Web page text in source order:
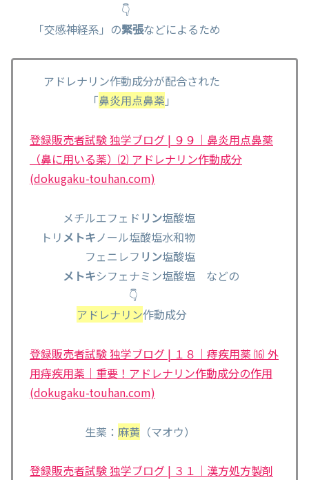
👇
「交感神経系」の緊張などによるため
アドレナリン作動成分が配合された
「鼻炎用点鼻薬 」
登録販売者試験 独学ブログ | ９９｜鼻炎用点鼻薬
（鼻に用いる薬）⑵ アドレナリン作動成分
(dokugaku-touhan.com)
メチルエフェド リン塩酸塩
トリ メトキノール塩酸塩水和物
フェニレフ リン塩酸塩
メトキシフェナミン塩酸塩 などの
👇
アドレナリン作動成分
登録販売者試験 独学ブログ | １８｜痔疾用薬 ⒃ 外
用痔疾用薬｜重要！アドレナリン作動成分の作用
(dokugaku-touhan.com)
生薬： 麻黄 （マオウ）
登録販売者試験 独学ブログ | ３１｜漢方処方製剤